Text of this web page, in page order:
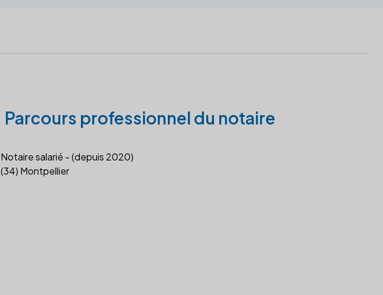
Parcours professionnel du notaire
Notaire salarié - (depuis 2020)
(34) Montpellier